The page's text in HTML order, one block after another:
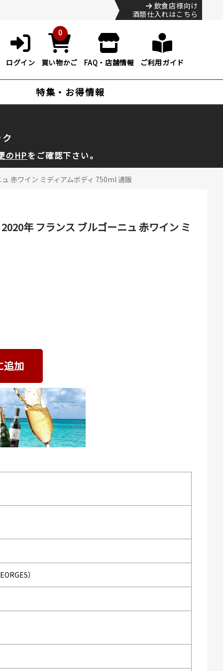
飲食店様向け
酒類仕入れはこちら
ログイン
0
買い物かご FAQ・店舗情報 ご利用ガイド
特集・お得情報
のHPをご確認下さい。
赤ワイン ミディアムボディ 750ml 通販
年 フランス ブルゴーニュ 赤ワイン ミ
追加
）